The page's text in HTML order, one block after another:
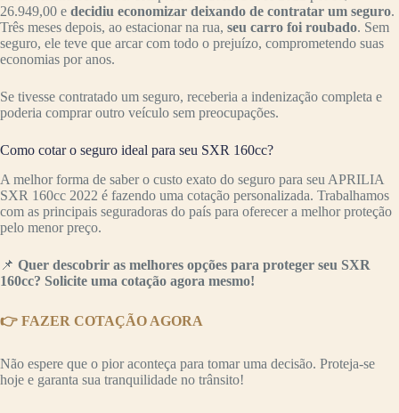
26.949,00 e decidiu economizar deixando de contratar um seguro.
Três meses depois, ao estacionar na rua, seu carro foi roubado. Sem
seguro, ele teve que arcar com todo o prejuízo, comprometendo suas
economias por anos.
Se tivesse contratado um seguro, receberia a indenização completa e
poderia comprar outro veículo sem preocupações.
Como cotar o seguro ideal para seu SXR 160cc?
A melhor forma de saber o custo exato do seguro para seu APRILIA
SXR 160cc 2022 é fazendo uma cotação personalizada. Trabalhamos
com as principais seguradoras do país para oferecer a melhor proteção
pelo menor preço.
📌 Quer descobrir as melhores opções para proteger seu SXR
160cc? Solicite uma cotação agora mesmo!
👉 FAZER COTAÇÃO AGORA
Não espere que o pior aconteça para tomar uma decisão. Proteja-se
hoje e garanta sua tranquilidade no trânsito!